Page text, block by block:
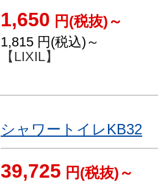
1,650 円(税抜)～
1,815 円(税込)～
【LIXIL】
シャワートイレKB32
39,725 円(税抜)～